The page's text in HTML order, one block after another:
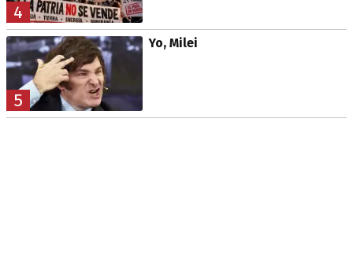
4
5
Yo, Milei